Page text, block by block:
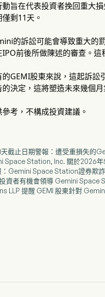
動旨在代表投資者挽回重大
剩11天。
的訴訟可能會導致重大的
IPO前後所做陳述的審查。
的GEMI股東來說，這起訴訟
決定，這將塑造未來幾個
考，不構成投資建議。
天截止日期警報：遭受重損失
Space Station, Inc. 關於2026年
：Gemini Space Station證券欺
資者有機會領導 Gemini Space
LLP 提醒 GEMI 股東針對